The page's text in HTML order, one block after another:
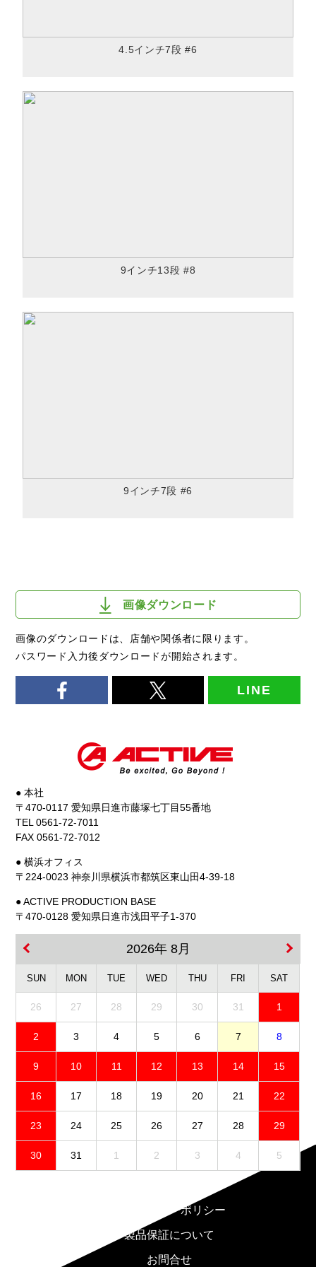
4.5インチ7段 #6
9インチ13段 #8
9インチ7段 #6
画像ダウンロード
画像のダウンロードは、店舗や関係者に限ります。
パスワード入力後ダウンロードが開始されます。
LINE
● 本社
〒470-0117 愛知県日進市藤塚七丁目55番地
TEL 0561-72-7011
FAX 0561-72-7012
● 横浜オフィス
〒224-0023 神奈川県横浜市都筑区東山田4-39-18
● ACTIVE PRODUCTION BASE
〒470-0128 愛知県日進市浅田平子1-370
2026年 8月
SUN MON TUE WED THU FRI SAT
26 27 28 29 30 31 1
2 3 4 5 6 7 8
9 10 11 12 13 14 15
16 17 18 19 20 21 22
23 24 25 26 27 28 29
30 31 1 2 3 4 5
プライバシーポリシー
製品保証について
お問合せ